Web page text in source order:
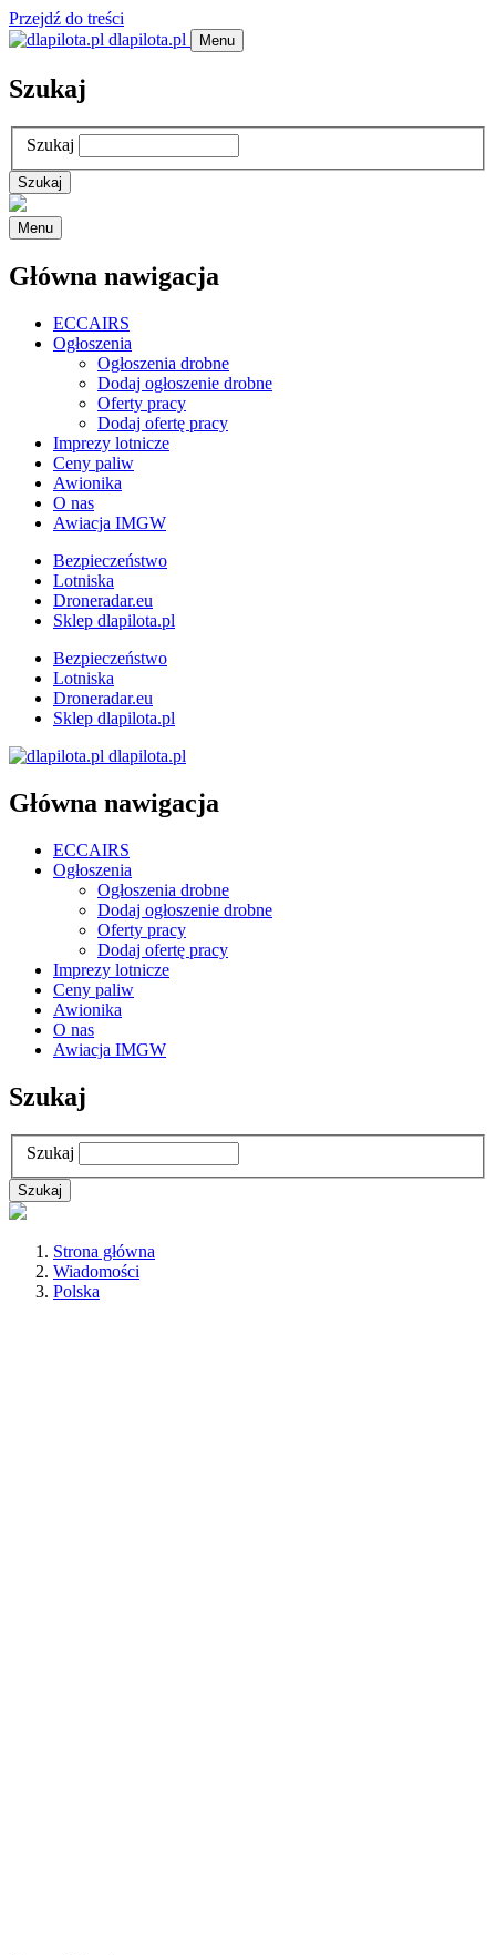
Przejdź do treści
dlapilota.pl
Menu
Szukaj
Szukaj
Menu
Główna nawigacja
ECCAIRS
Ogłoszenia
Ogłoszenia drobne
Dodaj ogłoszenie drobne
Oferty pracy
Dodaj ofertę pracy
Imprezy lotnicze
Ceny paliw
Awionika
O nas
Awiacja IMGW
Bezpieczeństwo
Lotniska
Droneradar.eu
Sklep dlapilota.pl
Bezpieczeństwo
Lotniska
Droneradar.eu
Sklep dlapilota.pl
dlapilota.pl
Główna nawigacja
ECCAIRS
Ogłoszenia
Ogłoszenia drobne
Dodaj ogłoszenie drobne
Oferty pracy
Dodaj ofertę pracy
Imprezy lotnicze
Ceny paliw
Awionika
O nas
Awiacja IMGW
Szukaj
Szukaj
Strona główna
Wiadomości
Polska